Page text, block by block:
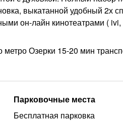
выкатанной удобный 2х
он-лайн кинотеатрами ( ivi,
Озерки 15-20 мин
Парковочные места
Бесплатная парковка